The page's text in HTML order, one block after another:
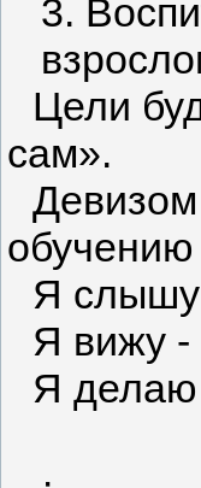
3.
Цели
сам».
Девизом
обучению
Я
Я вижу -
Я